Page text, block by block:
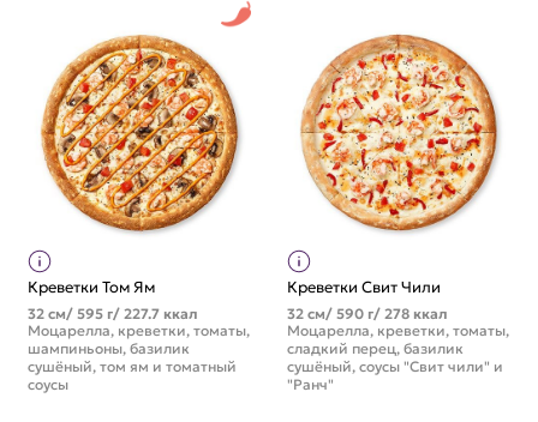
Креветки Том Ям
32 см/ 595 г/ 227.7 ккал
Моцарелла, креветки, томаты,
шампиньоны, базилик
сушёный, том ям и томатный
соусы
Креветки Свит Чили
32 см/ 590 г/ 278 ккал
Моцарелла, креветки, томаты,
сладкий перец, базилик
сушёный, соусы "Свит чили" и
"Ранч"